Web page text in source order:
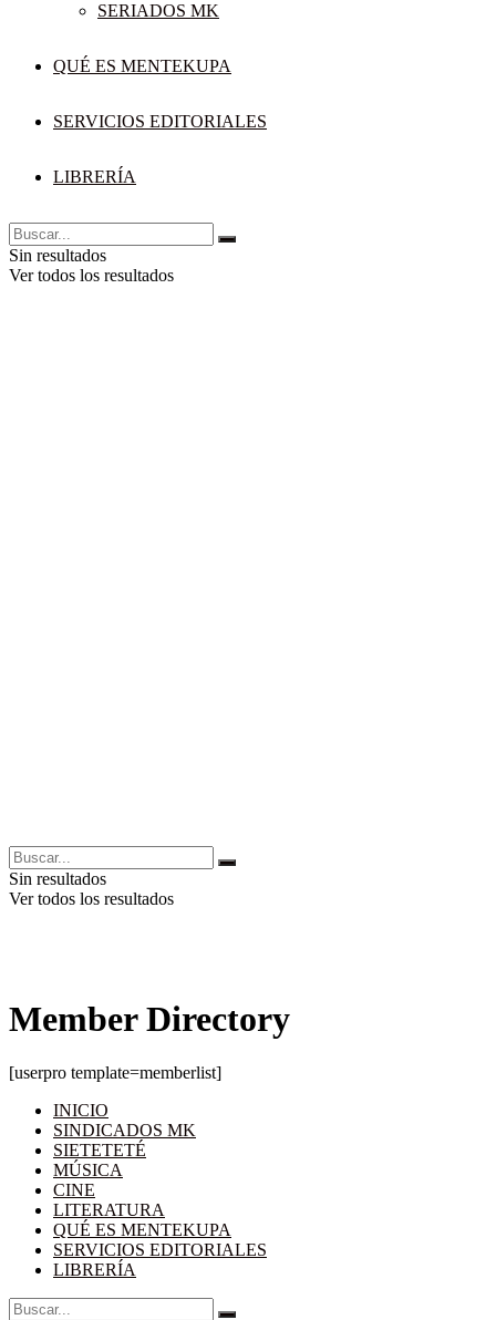
SERIADOS MK
QUÉ ES MENTEKUPA
SERVICIOS EDITORIALES
LIBRERÍA
Sin resultados
Ver todos los resultados
Sin resultados
Ver todos los resultados
Member Directory
[userpro template=memberlist]
INICIO
SINDICADOS MK
SIETETETÉ
MÚSICA
CINE
LITERATURA
QUÉ ES MENTEKUPA
SERVICIOS EDITORIALES
LIBRERÍA